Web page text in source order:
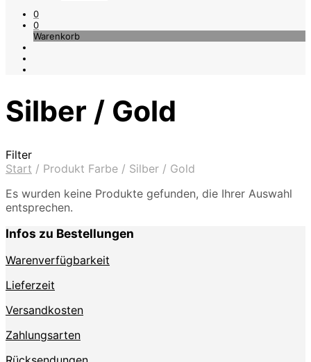
0
0
Warenkorb
Silber / Gold
Filter
Start / Produkt Farbe / Silber / Gold
Es wurden keine Produkte gefunden, die Ihrer Auswahl
entsprechen.
Infos zu Bestellungen
Warenverfügbarkeit
Lieferzeit
Versandkosten
Zahlungsarten